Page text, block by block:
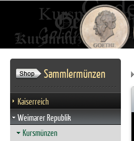
Sammlermünzen
Kaiserreich
Weimarer Republik
Kursmünzen